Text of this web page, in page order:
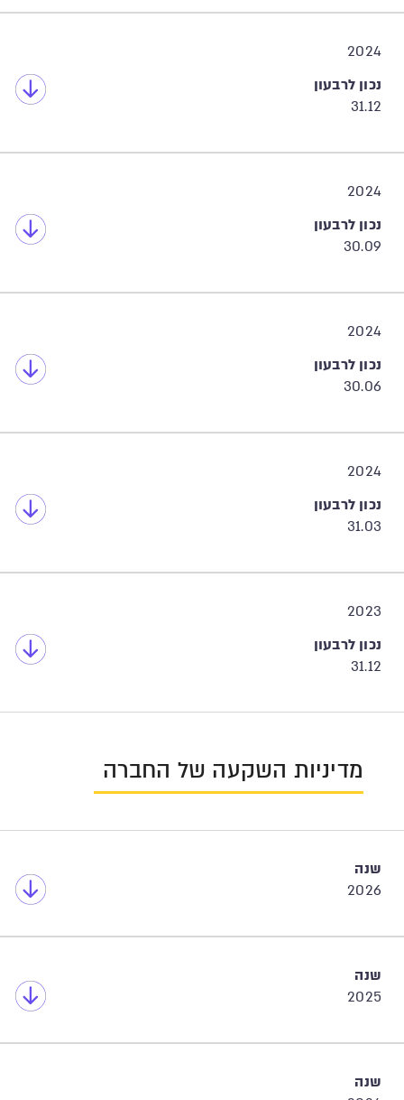
2024
נכון לרבעון
31.12
2024
נכון לרבעון
30.09
2024
נכון לרבעון
30.06
2024
נכון לרבעון
31.03
2023
נכון לרבעון
31.12
מדיניות השקעה של החברה
שנה
2026
שנה
2025
שנה